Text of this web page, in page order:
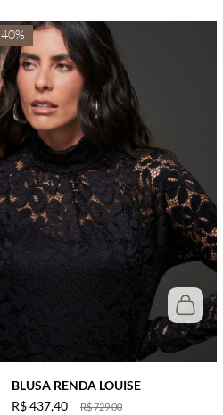
40%
BLUSA RENDA LOUISE
R$729,00
R$437,40